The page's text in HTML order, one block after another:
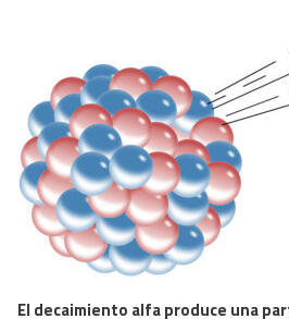
El decaimiento alfa produce una